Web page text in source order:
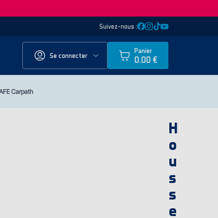
Suivez-nous :
Se connecter
Panier
0.00 €
Carpath
H
o
u
s
s
e